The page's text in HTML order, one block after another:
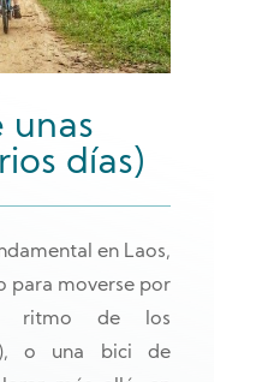
unas
días)
en Laos,
para moverse por
ritmo de los
o una bici de